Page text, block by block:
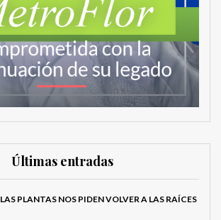
Últimas entradas
LAS PLANTAS NOS PIDEN VOLVER A LAS RAÍCES